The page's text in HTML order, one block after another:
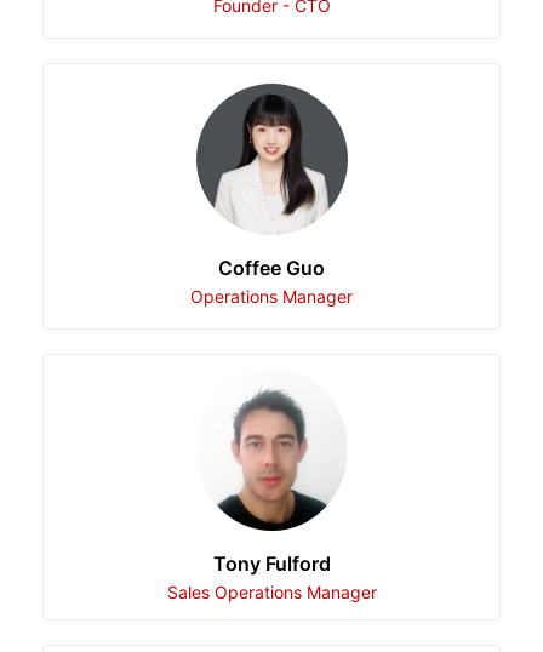
Founder - CTO
Coffee Guo
Operations Manager
Tony Fulford
Sales Operations Manager